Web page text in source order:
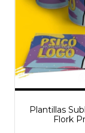
Plantillas
Flork